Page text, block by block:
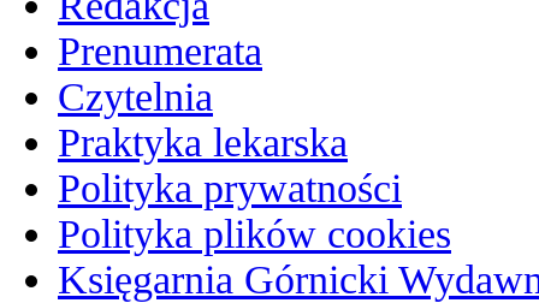
Prenumerata
Czytelnia
Praktyka lekarska
Polityka prywatności
Polityka plików cookies
Księgarnia Górnicki